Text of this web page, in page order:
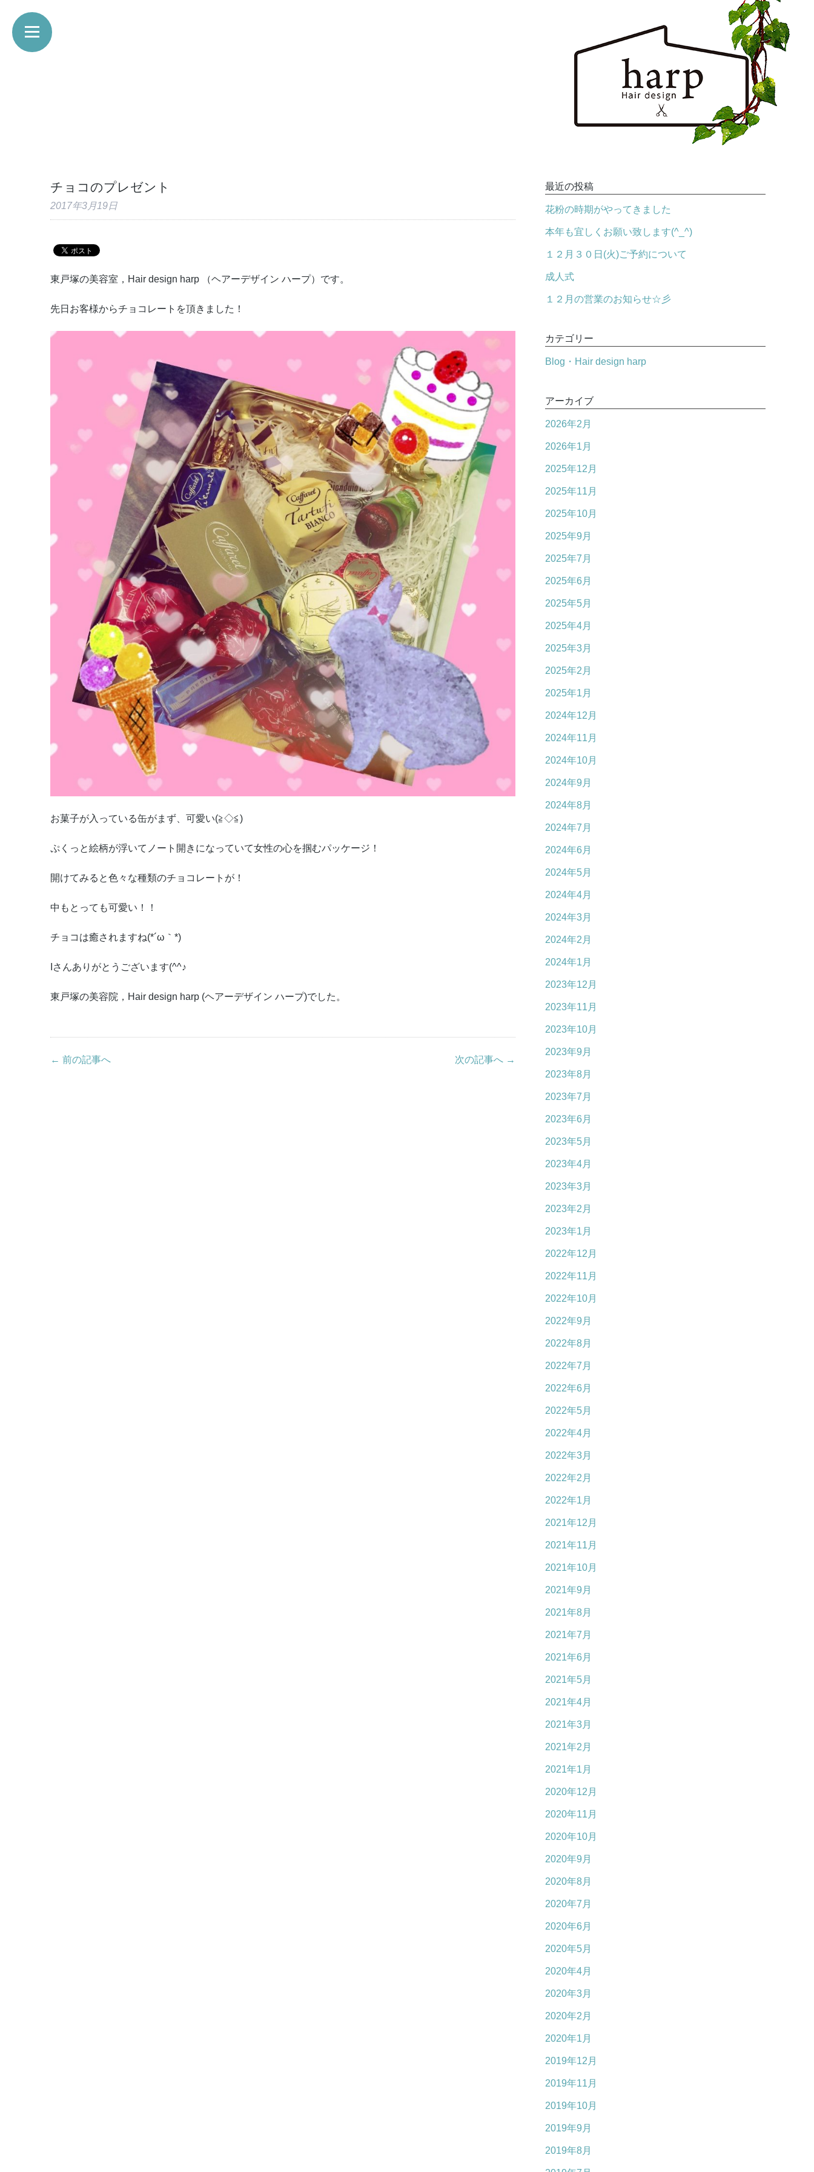
チョコのプレゼント
2017年3月19日
東戸塚の美容室，Hair design harp （ヘアーデザイン ハープ）です。
先日お客様からチョコレートを頂きました！
お菓子が入っている缶がまず、可愛い(≧◇≦)
ぷくっと絵柄が浮いてノート開きになっていて女性の心を掴むパッケージ！
開けてみると色々な種類のチョコレートが！
中もとっても可愛い！！
チョコは癒されますね(*´ω｀*)
Iさんありがとうございます(^^♪
東戸塚の美容院，Hair design harp (ヘアーデザイン ハープ)でした。
← 前の記事へ 次の記事へ →
最近の投稿
花粉の時期がやってきました
本年も宜しくお願い致します(^_^)
１２月３０日(火)ご予約について
成人式
１２月の営業のお知らせ☆彡
カテゴリー
Blog・Hair design harp
アーカイブ
2026年2月
2026年1月
2025年12月
2025年11月
2025年10月
2025年9月
2025年7月
2025年6月
2025年5月
2025年4月
2025年3月
2025年2月
2025年1月
2024年12月
2024年11月
2024年10月
2024年9月
2024年8月
2024年7月
2024年6月
2024年5月
2024年4月
2024年3月
2024年2月
2024年1月
2023年12月
2023年11月
2023年10月
2023年9月
2023年8月
2023年7月
2023年6月
2023年5月
2023年4月
2023年3月
2023年2月
2023年1月
2022年12月
2022年11月
2022年10月
2022年9月
2022年8月
2022年7月
2022年6月
2022年5月
2022年4月
2022年3月
2022年2月
2022年1月
2021年12月
2021年11月
2021年10月
2021年9月
2021年8月
2021年7月
2021年6月
2021年5月
2021年4月
2021年3月
2021年2月
2021年1月
2020年12月
2020年11月
2020年10月
2020年9月
2020年8月
2020年7月
2020年6月
2020年5月
2020年4月
2020年3月
2020年2月
2020年1月
2019年12月
2019年11月
2019年10月
2019年9月
2019年8月